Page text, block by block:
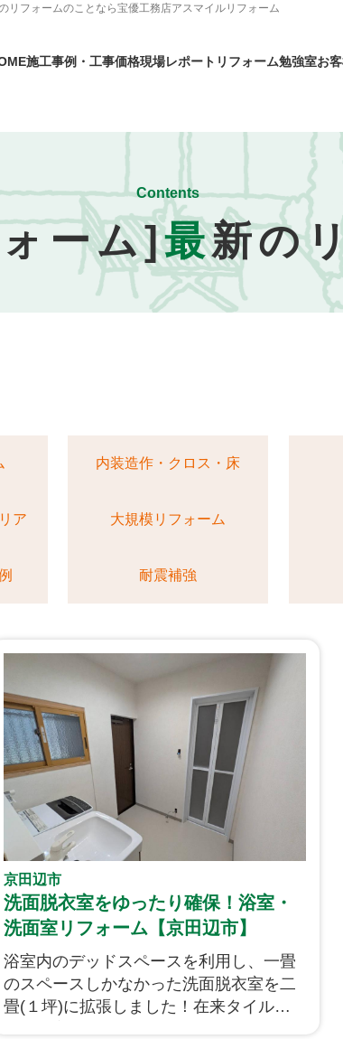
リフォームのことなら宝優工務店アスマイルリフォーム
施工事例・工事価格現場レポート リフォーム勉強室お
Contents
ーム]最新の
内装造作・クロス・床
ア 大規模リフォーム
耐震補強
京田辺市
洗面脱衣室をゆったり確保！浴室・
洗面室リフォーム【京田辺市】
浴室内のデッドスペースを利用し、一畳
のスペースしかなかった洗面脱衣室を二
畳(１坪)に拡張しました！在来タイル張